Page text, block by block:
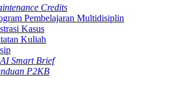
Credits
Pembelajaran Multidisiplin
Kasus
Kuliah
Smart Brief
P2KB